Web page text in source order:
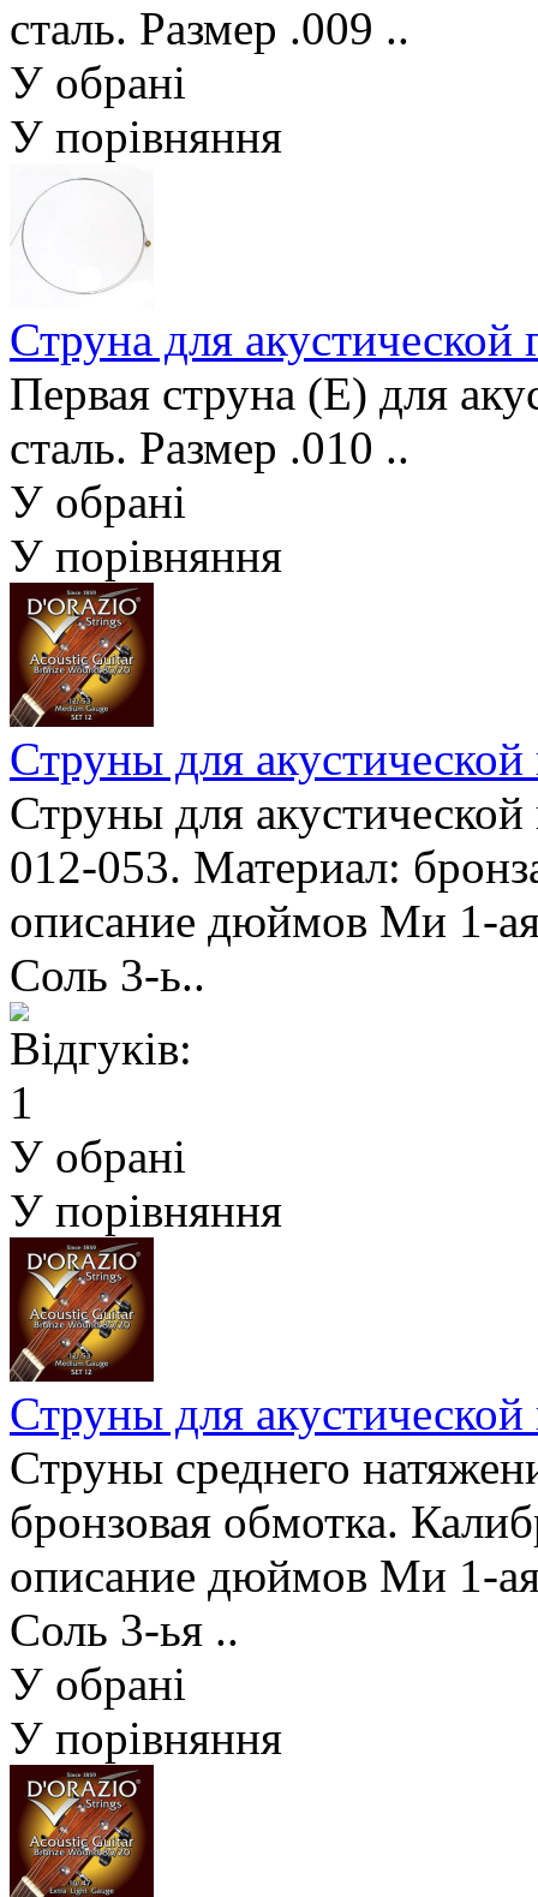
сталь. Размер .009 ..
У обрані
У порівняння
Струна для
Первая струна (Е) для
сталь. Размер .010 ..
У обрані
У порівняння
Струны для
Струны для
012-053. Материал:
описание дюймов Ми 1-
Соль 3-ь..
У обрані
У порівняння
Струны для
Струны среднего
бронзовая обмотка.
описание дюймов Ми 1-
Соль 3-ья ..
У обрані
У порівняння